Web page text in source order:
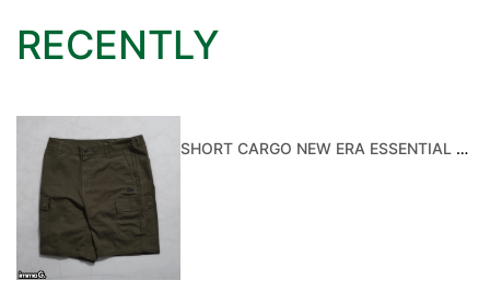
RECENTLY
SHORT CARGO NEW ERA ESSENTIAL OLIVE